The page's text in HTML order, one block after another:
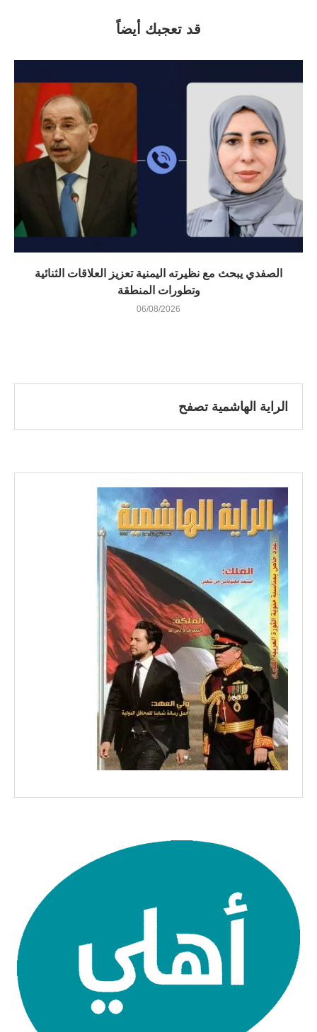
قد تعجبك أيضاً
الصفدي يبحث مع نظيرته اليمنية تعزيز العلاقات الثنائية
وتطورات المنطقة
06/08/2026
الراية الهاشمية تصفح